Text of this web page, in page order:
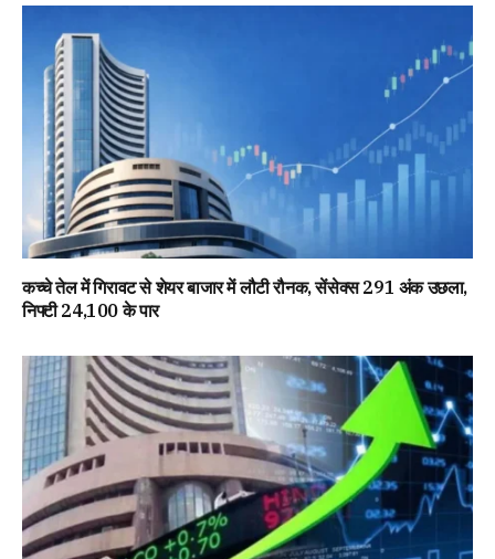
कच्चे तेल में गिरावट से शेयर बाजार में लौटी रौनक, सेंसेक्स 291 अंक उछला,
निफ्टी 24,100 के पार